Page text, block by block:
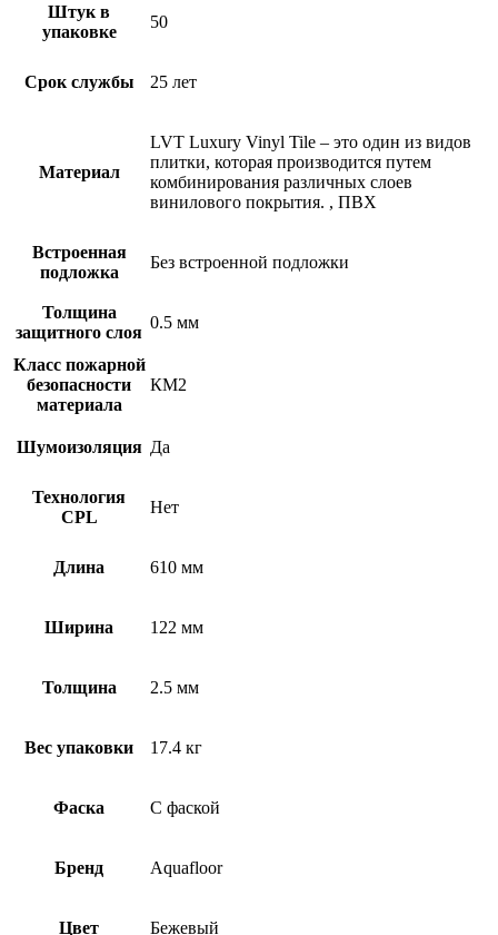
Штук в
упаковке
50
Срок службы 25 лет
Материал
LVT Luxury Vinyl Tile – это один из видов
плитки, которая производится путем
комбинирования различных слоев
винилового покрытия. , ПВХ
Встроенная
подложка
Без встроенной подложки
Толщина
защитного слоя
0.5 мм
Класс пожарной
безопасности
материала
КМ2
Шумоизоляция Да
Технология
CPL
Нет
Длина 610 мм
Ширина 122 мм
Толщина 2.5 мм
Вес упаковки 17.4 кг
Фаска С фаской
Бренд Aquafloor
Цвет Бежевый